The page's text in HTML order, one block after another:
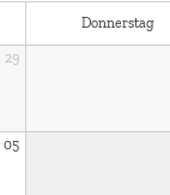
Donnerstag
29
05